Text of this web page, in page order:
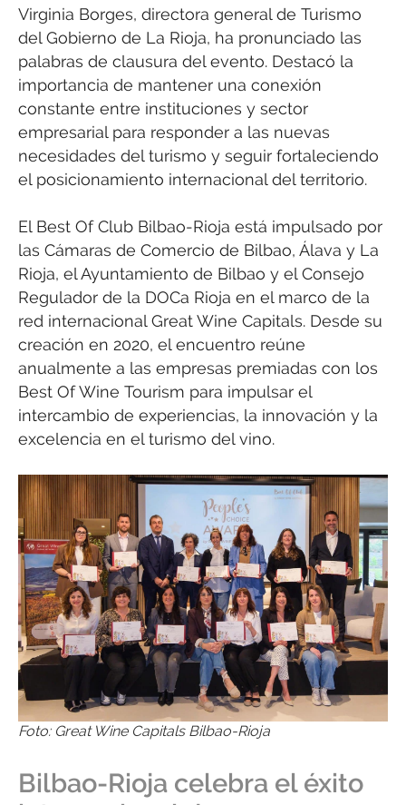
Virginia Borges, directora general de Turismo
del Gobierno de La Rioja, ha pronunciado las
palabras de clausura del evento. Destacó la
importancia de mantener una conexión
constante entre instituciones y sector
empresarial para responder a las nuevas
necesidades del turismo y seguir fortaleciendo
el posicionamiento internacional del territorio.
El Best Of Club Bilbao-Rioja está impulsado por
las Cámaras de Comercio de Bilbao, Álava y La
Rioja, el Ayuntamiento de Bilbao y el Consejo
Regulador de la DOCa Rioja en el marco de la
red internacional Great Wine Capitals. Desde su
creación en 2020, el encuentro reúne
anualmente a las empresas premiadas con los
Best Of Wine Tourism para impulsar el
intercambio de experiencias, la innovación y la
excelencia en el turismo del vino.
Foto: Great Wine Capitals Bilbao-Rioja
Bilbao-Rioja celebra el éxito